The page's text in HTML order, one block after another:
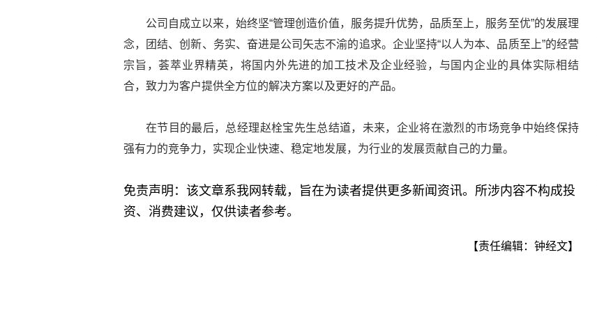
公司自成立以来，始终坚“管理创造价值，服务提升优势，品质至上，服务至优”的发展理
念，团结、创新、务实、奋进是公司矢志不渝的追求。企业坚持“以人为本、品质至上”的经营
宗旨，荟萃业界精英，将国内外先进的加工技术及企业经验，与国内企业的具体实际相结
合，致力为客户提供全方位的解决方案以及更好的产品。
在节目的最后，总经理赵栓宝先生总结道，未来，企业将在激烈的市场竞争中始终保持
强有力的竞争力，实现企业快速、稳定地发展，为行业的发展贡献自己的力量。
免责声明：该文章系我网转载，旨在为读者提供更多新闻资讯。所涉内容不构成投
资、消费建议，仅供读者参考。
【责任编辑：钟经文】